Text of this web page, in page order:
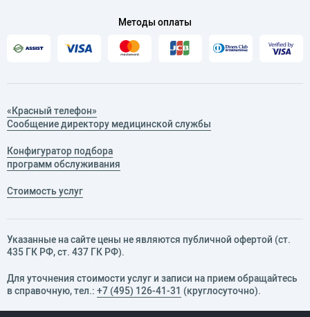
Методы оплаты
«Красный телефон»
Сообщение директору медицинской службы
Конфигуратор подбора
программ обслуживания
Стоимость услуг
Указанные на сайте цены не являются публичной офертой (ст.
435 ГК РФ, cт. 437 ГК РФ).
Для уточнения стоимости услуг и записи на прием обращайтесь
в справочную, тел.: +7 (495) 126-41-31 (круглосуточно).